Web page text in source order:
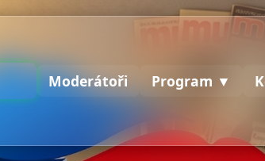
Moderátoři Program ▼